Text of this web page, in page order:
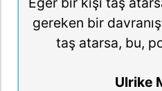
gereken bir
taş atarsa, bu,
Ulrike